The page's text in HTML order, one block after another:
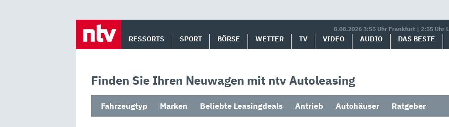
8.08.2026 3:55 Uhr Frankfurt | 2:55 Uhr
RESSORTS SPORT BÖRSE WETTER TV VIDEO AUDIO DAS BESTE
Finden Sie Ihren Neuwagen mit ntv Autoleasing
Fahrzeugtyp Marken Beliebte Leasingdeals Antrieb Autohäuser Ratgeber